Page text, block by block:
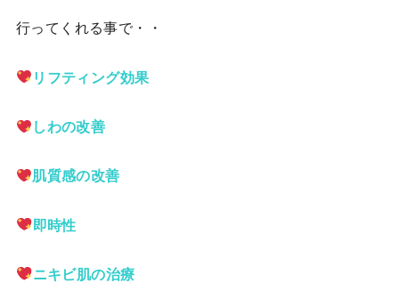
行ってくれる事で・・
リフティング効果
しわの改善
肌質感の改善
即時性
ニキビ肌の治療